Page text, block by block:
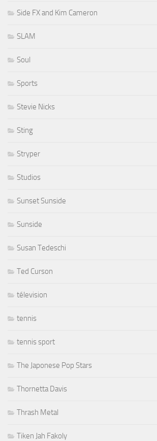
Side FX and Kim Cameron
SLAM
Soul
Sports
Stevie Nicks
Sting
Stryper
Studios
Sunset Sunside
Sunside
Susan Tedeschi
Ted Curson
télevision
tennis
tennis sport
The Japonese Pop Stars
Thornetta Davis
Thrash Metal
Tiken Jah Fakoly